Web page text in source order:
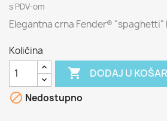
s PDV-om
Elegantna crna Fender®
Količina
 DODAJ U
 Nedostupno